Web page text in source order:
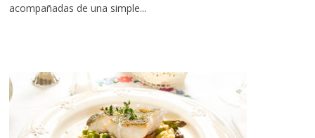
acompañadas de una simple...